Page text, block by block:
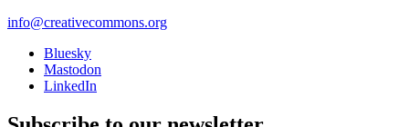
info@creativecommons.org
Bluesky
Mastodon
LinkedIn